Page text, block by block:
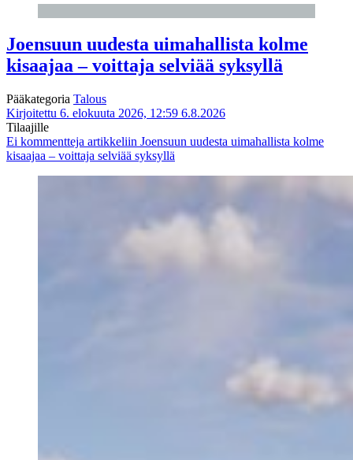
Joensuun uudesta uimahallista kolme
kisaajaa – voittaja selviää syksyllä
Pääkategoria Talous
Kirjoitettu 6. elokuuta 2026, 12:59 6.8.2026
Tilaajille
Ei kommentteja artikkeliin Joensuun uudesta uimahallista kolme
kisaajaa – voittaja selviää syksyllä